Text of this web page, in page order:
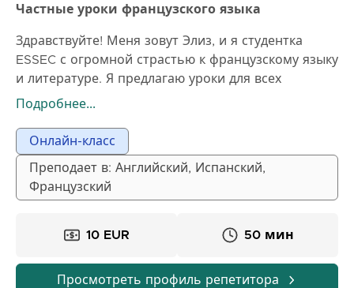
Частные уроки французского языка
Здравствуйте! Меня зовут Элиз, и я студентка
ESSEC с огромной страстью к французскому языку
и литературе. Я предлагаю уроки для всех
уровней, особенно для учащихся старших классов,
бакалавриата. Мои уроки структурированы четко
и интерактивно, с акцентом на понимание текста,
практические упражнения, письмо и разговорную
речь. Я адаптирую свой стиль преподавания под
улучшите свою грамматику, расширите словарный
хорошо подготовлены к экзаменам.
Подробнее...
Онлайн-класс
Преподает в: Английский, Испанский,
Французский
10 EUR 50 мин
Просмотреть профиль репетитора